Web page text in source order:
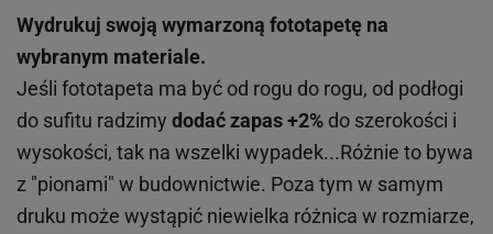
Wydrukuj swoją wymarzoną fototapetę na
wybranym materiale.
Jeśli fototapeta ma być od rogu do rogu, od podłogi
do sufitu radzimy dodać zapas +2% do szerokości i
wysokości, tak na wszelki wypadek...Różnie to bywa
z "pionami" w budownictwie. Poza tym w samym
druku może wystąpić niewielka różnica w rozmiarze,